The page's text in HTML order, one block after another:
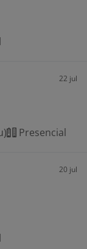
22 jul
Presencial
20 jul